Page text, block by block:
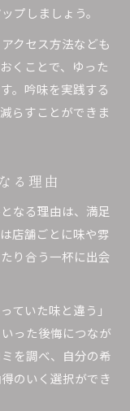
プしましょう。
クセス方法なども
くことで、ゆった
。吟味を実践する
らすことができま
る理由
なる理由は、満足
店舗ごとに味や雰
り合う一杯に出会
ていた味と違う」
った後悔につなが
を調べ、自分の希
のいく選択ができ